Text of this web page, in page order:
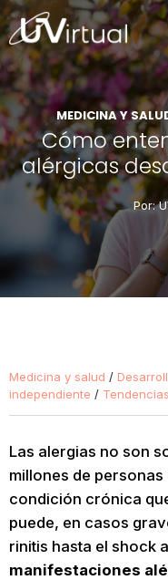
MEDICINA Y
Cómo
alérgicas
Por:
Medicina y salud /
independiente /
Las alergias no son
millones de
condición crónica
puede, en casos
rinitis hasta el shock
manifestaciones